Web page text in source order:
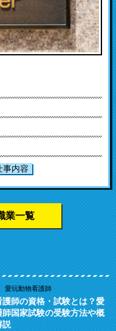
事内容
業一覧
愛玩動物看護師
護師の資格・試験とは？愛
師国家試験の受験方法や概
説